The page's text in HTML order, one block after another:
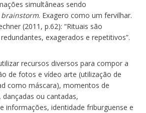
simultâneas sendo
brainstorm. Exagero como um fervilhar.
(2011, p.62): “Rituais são
exagerados e repetitivos”.
recursos diversos para compor a
de fotos e vídeo arte (utilização de
como máscara), momentos de
ou cantadas,
informações, identidade friburguense e